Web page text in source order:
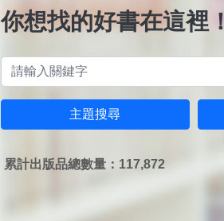
你想找的好書在這裡！
主題搜尋
累計出版品總數量：117,872